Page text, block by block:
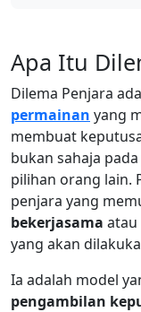
Apa Itu
Dilema Penjara
permainan yang
membuat
bukan sahaja
pilihan orang lain.
penjara yang
bekerjasama atau
yang akan
Ia adalah model
pengambilan